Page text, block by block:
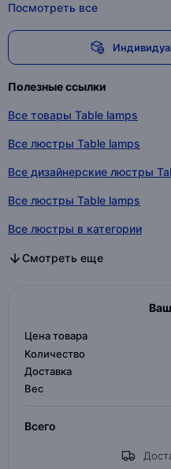
Посмотреть все
Полезные ссылки
Все товары Table lamps
Все люстры Table lamps
Все дизайнерские люстры
Все люстры Table lamps
Все люстры в категории
Все дизайнерские люстры в
Все люстры в категории
Смотреть еще
Цена товара
Количество
Доставка
Вес
Всего